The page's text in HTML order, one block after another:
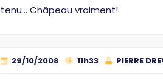
tenu... Châpeau vraiment!
29/10/2008 11h33 PIERRE